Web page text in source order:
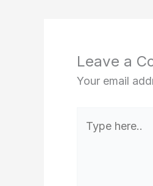
Leave a
Your email
here..